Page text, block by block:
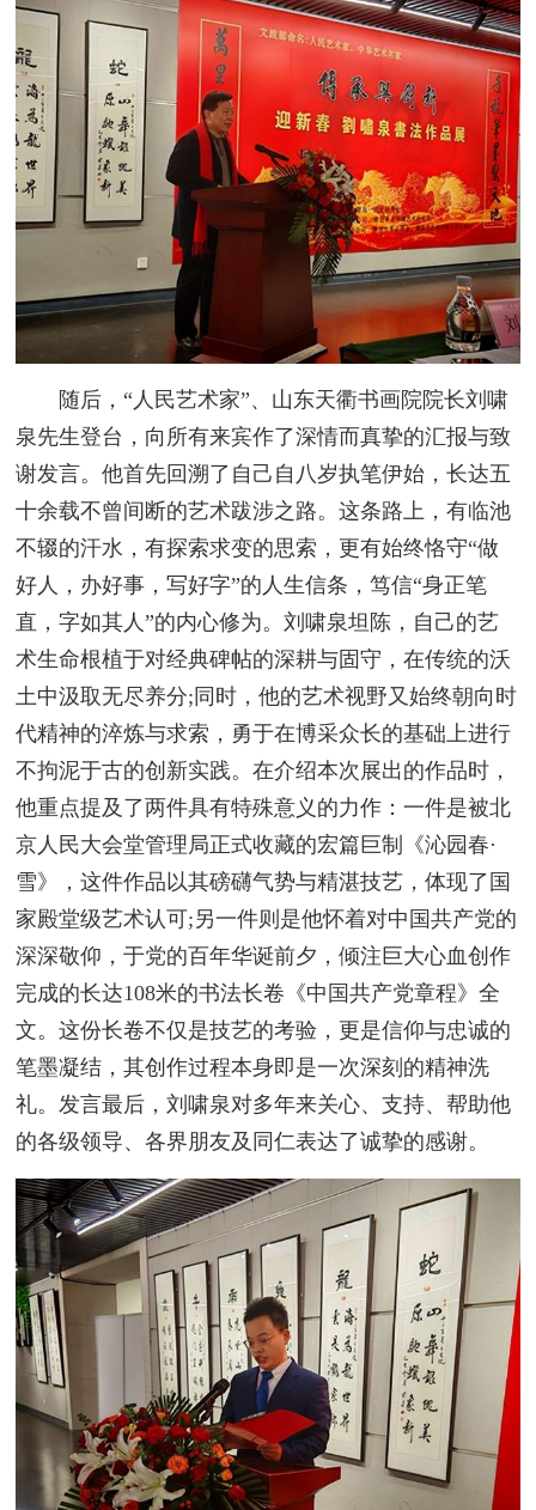
随后，“人民艺术家”、山东天衢书画院院长刘啸
泉先生登台，向所有来宾作了深情而真挚的汇报与致
谢发言。他首先回溯了自己自八岁执笔伊始，长达五
十余载不曾间断的艺术跋涉之路。这条路上，有临池
不辍的汗水，有探索求变的思索，更有始终恪守“做
好人，办好事，写好字”的人生信条，笃信“身正笔
直，字如其人”的内心修为。刘啸泉坦陈，自己的艺
术生命根植于对经典碑帖的深耕与固守，在传统的沃
土中汲取无尽养分;同时，他的艺术视野又始终朝向时
代精神的淬炼与求索，勇于在博采众长的基础上进行
不拘泥于古的创新实践。在介绍本次展出的作品时，
他重点提及了两件具有特殊意义的力作：一件是被北
京人民大会堂管理局正式收藏的宏篇巨制《沁园春·
雪》，这件作品以其磅礴气势与精湛技艺，体现了国
家殿堂级艺术认可;另一件则是他怀着对中国共产党的
深深敬仰，于党的百年华诞前夕，倾注巨大心血创作
完成的长达108米的书法长卷《中国共产党章程》全
文。这份长卷不仅是技艺的考验，更是信仰与忠诚的
笔墨凝结，其创作过程本身即是一次深刻的精神洗
礼。发言最后，刘啸泉对多年来关心、支持、帮助他
的各级领导、各界朋友及同仁表达了诚挚的感谢。